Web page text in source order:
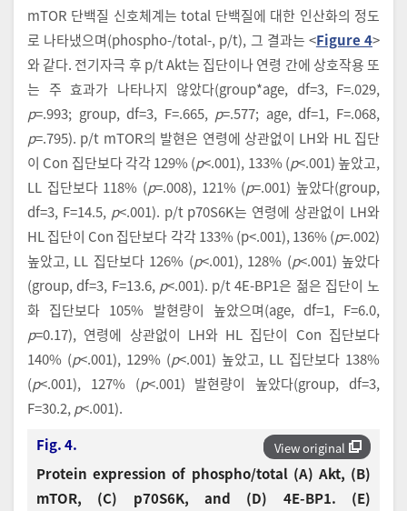
mTOR 단백질 신호체계는 total 단백질에 대한 인산화의 정도
로 나타냈으며(phospho-/total-, p/t), 그 결과는 <Figure 4>
와 같다. 전기자극 후 p/t Akt는 집단이나 연령 간에 상호작용 또
는 주 효과가 나타나지 않았다(group*age, df=3, F=.029,
p=.993; group, df=3, F=.665, p=.577; age, df=1, F=.068,
p=.795). p/t mTOR의 발현은 연령에 상관없이 LH와 HL 집단
이 Con 집단보다 각각 129% (p<.001), 133% (p<.001) 높았고,
LL 집단보다 118% (p=.008), 121% (p=.001) 높았다(group,
df=3, F=14.5, p<.001). p/t p70S6K는 연령에 상관없이 LH와
HL 집단이 Con 집단보다 각각 133% (p<.001), 136% (p=.002)
높았고, LL 집단보다 126% (p<.001), 128% (p<.001) 높았다
(group, df=3, F=13.6, p<.001). p/t 4E-BP1은 젊은 집단이 노
화 집단보다 105% 발현량이 높았으며(age, df=1, F=6.0,
p=0.17), 연령에 상관없이 LH와 HL 집단이 Con 집단보다
140% (p<.001), 129% (p<.001) 높았고, LL 집단보다 138%
(p<.001), 127% (p<.001) 발현량이 높았다(group, df=3,
F=30.2, p<.001).
View original
Fig. 4.
Protein expression of phospho/total (A) Akt, (B)
mTOR, (C) p70S6K, and (D) 4E-BP1. (E)